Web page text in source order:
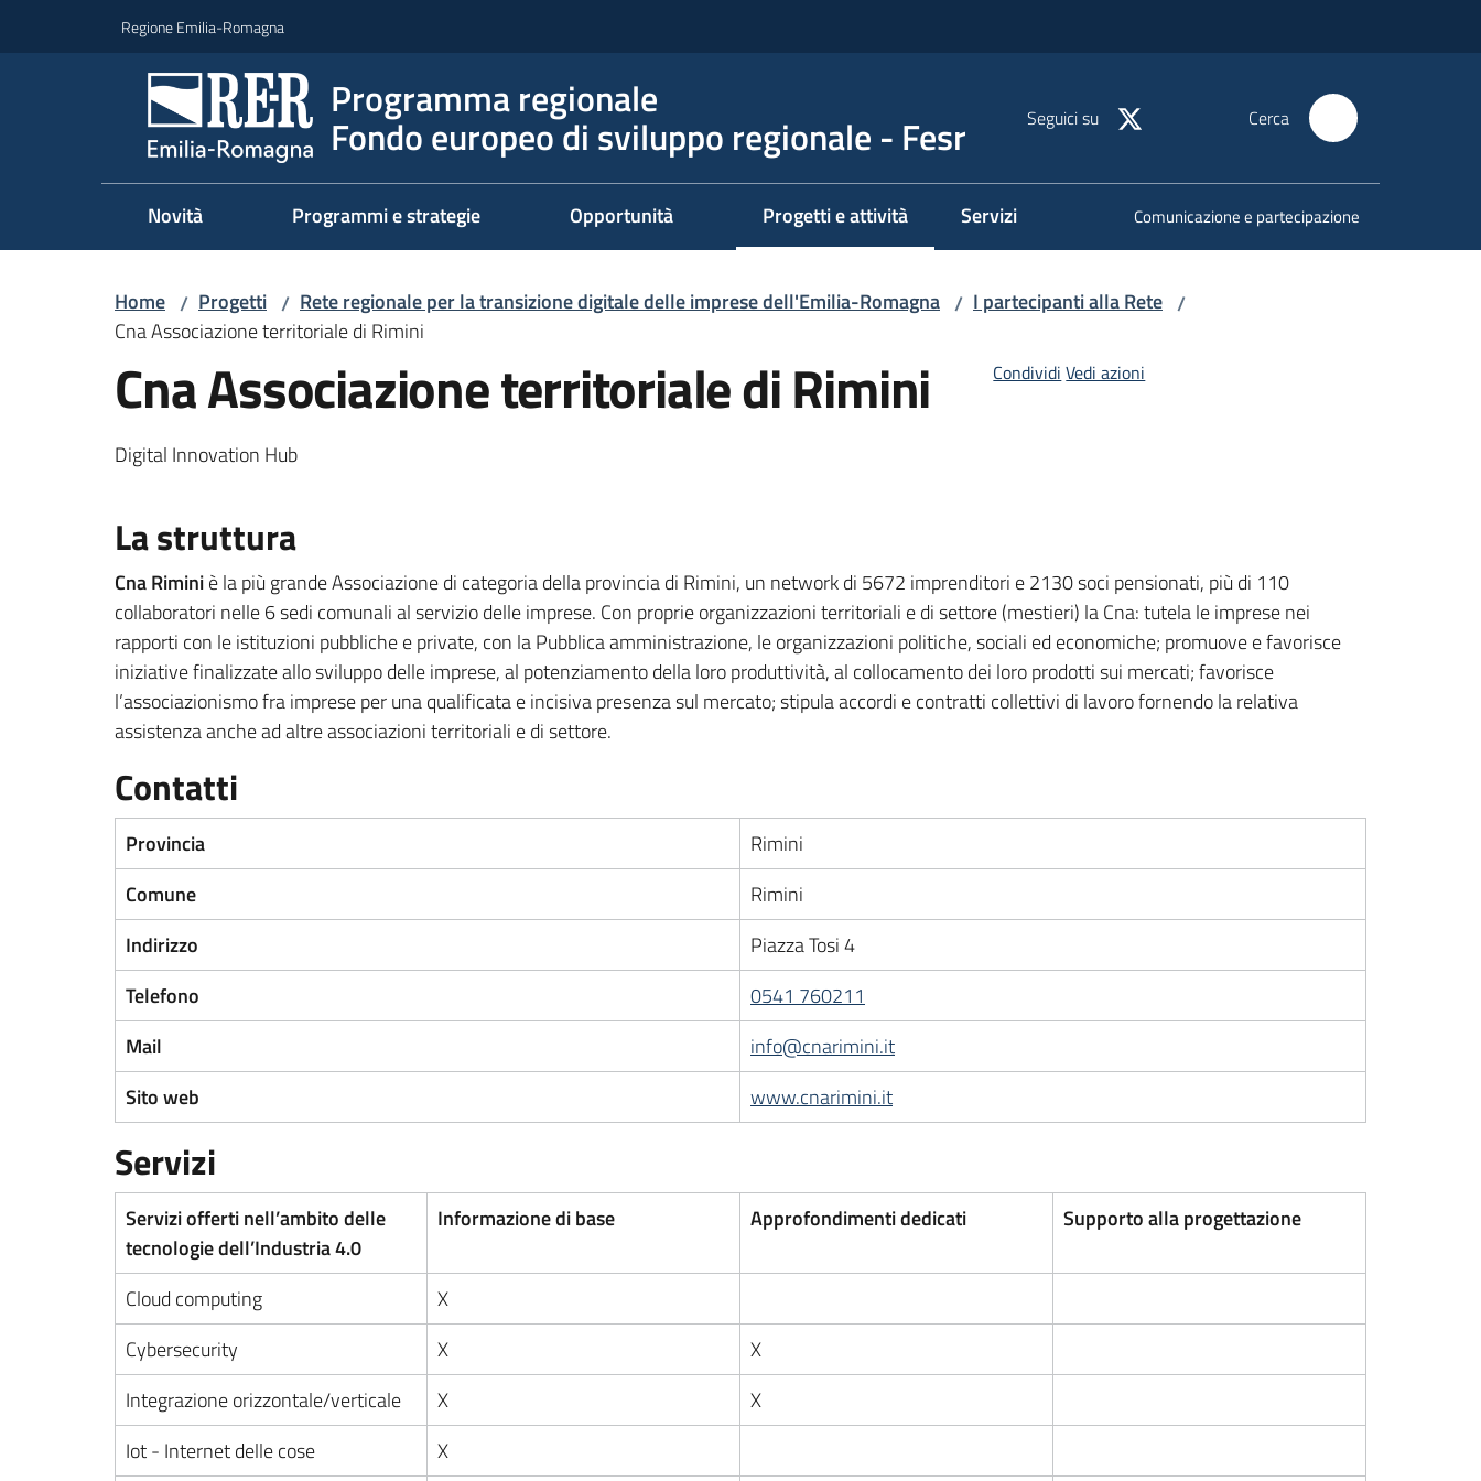
Regione Emilia-Romagna
Programma regionale
Fondo europeo di sviluppo regionale - Fesr Seguici su Cerca
Novità Programmi e strategie Opportunità Progetti e attività
Menu selezionato Servizi Comunicazione e partecipazione
Home / Progetti / Rete regionale per la transizione digitale delle imprese dell'Emilia-Romagna / I partecipanti alla Rete /
Cna Associazione territoriale di Rimini
Cna Associazione territoriale di Rimini
Digital Innovation Hub
Condividi Vedi azioni
La struttura
Cna Riminiè la più grande Associazione di categoria della provincia di Rimini, un network di 5672 imprenditori e 2130 soci pensionati, più di 110
collaboratori nelle 6 sedi comunali al servizio delle imprese. Con proprie organizzazioni territoriali e di settore (mestieri) la Cna: tutela le imprese nei
rapporti con le istituzioni pubbliche e private, con la Pubblica amministrazione, le organizzazioni politiche, sociali ed economiche; promuove e favorisce
iniziative finalizzate allo sviluppo delle imprese, al potenziamento della loro produttività, al collocamento dei loro prodotti sui mercati; favorisce
l’associazionismo fra imprese per una qualificata e incisiva presenza sul mercato; stipula accordi e contratti collettivi di lavoro fornendo la relativa
assistenza anche ad altre associazioni territoriali e di settore.
Contatti
Provincia
Rimini
Comune
Rimini
Indirizzo
Piazza Tosi 4
Telefono
0541 760211
Mail
info@cnarimini.it
Sito web
www.cnarimini.it
Servizi
Servizi offerti nell’ambito delle
tecnologie dell’Industria 4.0
Informazione di base Approfondimenti dedicati Supporto alla progettazione
Cloud computing
X
Cybersecurity
X
X
Integrazione orizzontale/verticale
X
X
Iot - Internet delle cose
X